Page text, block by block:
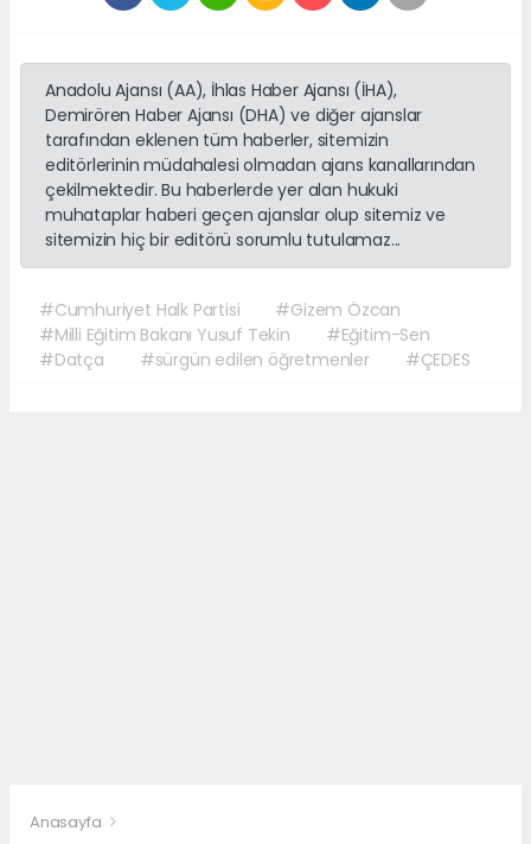
Anadolu Ajansı (AA), İhlas Haber Ajansı (İHA),
Demirören Haber Ajansı (DHA) ve diğer ajanslar
tarafından eklenen tüm haberler, sitemizin
editörlerinin müdahalesi olmadan ajans kanallarından
çekilmektedir. Bu haberlerde yer alan hukuki
muhataplar haberi geçen ajanslar olup sitemiz ve
sitemizin hiç bir editörü sorumlu tutulamaz...
#Cumhuriyet Halk Partisi
#Gizem Özcan
#Milli Eğitim Bakanı Yusuf Tekin
#Eğitim-Sen
#Datça
#sürgün edilen öğretmenler #ÇEDES
Anasayfa